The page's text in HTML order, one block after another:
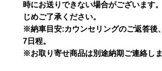
時にお送りできない場合がございます
じめご了承ください。
※納車目安:カウンセリングのご返答後
7日程。
※お取り寄せ商品は別途納期ご連絡しま